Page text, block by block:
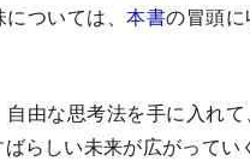
については、本書の冒頭
自由な思考法を手に入れ
らしい未来が広がってい